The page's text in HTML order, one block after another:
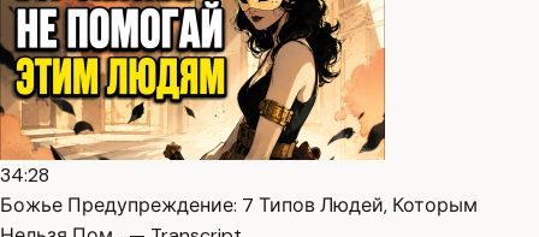
34:28
Божье Предупреждение: 7 Типов Людей, Которым